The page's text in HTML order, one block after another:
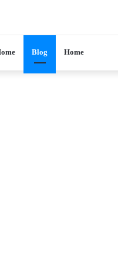
Blog Home